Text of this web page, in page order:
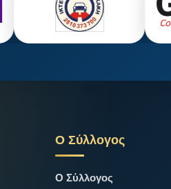
Ο Σύλλογος
Ο Σύλλογος